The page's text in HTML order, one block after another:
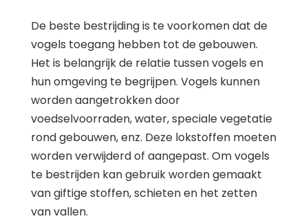
De beste bestrijding is te voorkomen dat de
vogels toegang hebben tot de gebouwen.
Het is belangrijk de relatie tussen vogels en
hun omgeving te begrijpen. Vogels kunnen
worden aangetrokken door
voedselvoorraden, water, speciale vegetatie
rond gebouwen, enz. Deze lokstoffen moeten
worden verwijderd of aangepast. Om vogels
te bestrijden kan gebruik worden gemaakt
van giftige stoffen, schieten en het zetten
van vallen.